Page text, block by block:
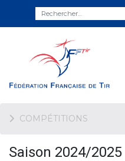
COMPÉTITIONS
Saison 2024/2025